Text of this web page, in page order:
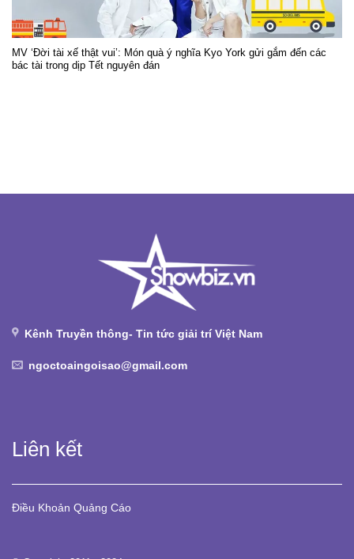
MV ‘Đời tài xế thật vui’: Món quà ý nghĩa Kyo York gửi gắm đến các
bác tài trong dịp Tết nguyên đán
Kênh Truyền thông- Tin tức giải trí Việt Nam
ngoctoaingoisao@gmail.com
Liên kết
Điều Khoản Quảng Cáo